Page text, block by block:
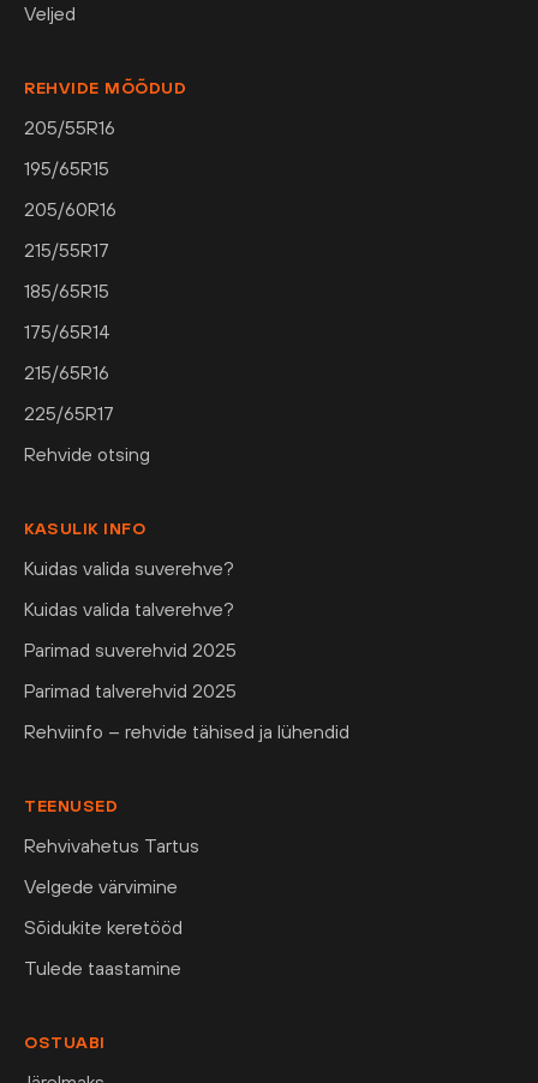
Veljed
REHVIDE MÕÕDUD
205/55R16
195/65R15
205/60R16
215/55R17
185/65R15
175/65R14
215/65R16
225/65R17
Rehvide otsing
KASULIK INFO
Kuidas valida suverehve?
Kuidas valida talverehve?
Parimad suverehvid 2025
Parimad talverehvid 2025
Rehviinfo – rehvide tähised ja lühendid
TEENUSED
Rehvivahetus Tartus
Velgede värvimine
Sõidukite keretööd
Tulede taastamine
OSTUABI